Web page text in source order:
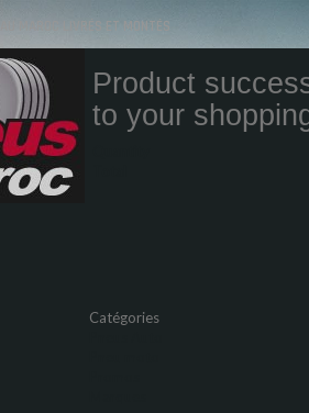
AU MAROC LIVRÉS ET MONTÉS
Product
to your
Catégories